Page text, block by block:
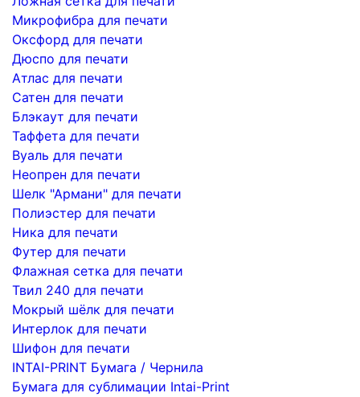
Микрофибра для печати
Оксфорд для печати
Дюспо для печати
Атлас для печати
Сатен для печати
Блэкаут для печати
Таффета для печати
Вуаль для печати
Неопрен для печати
Шелк "Армани" для печати
Полиэстер для печати
Ника для печати
Футер для печати
Флажная сетка для печати
Твил 240 для печати
Мокрый шёлк для печати
Интерлок для печати
Шифон для печати
INTAI-PRINT Бумага / Чернила
Бумага для сублимации Intai-Print